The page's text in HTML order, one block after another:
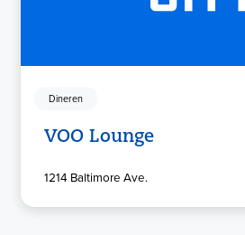
Dineren
VOO Lounge
1214 Baltimore Ave.